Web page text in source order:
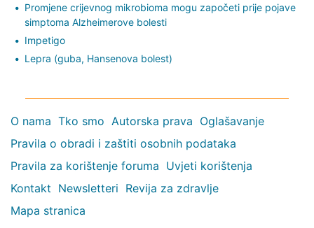
Promjene crijevnog mikrobioma mogu započeti prije pojave
simptoma Alzheimerove bolesti
Impetigo
Lepra (guba, Hansenova bolest)
O nama Tko smo Autorska prava Oglašavanje
Pravila o obradi i zaštiti osobnih podataka
Pravila za korištenje foruma Uvjeti korištenja
Kontakt Newsletteri Revija za zdravlje
Mapa stranica